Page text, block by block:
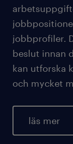
jobbprofiler.
beslut innan
kan utforska
och mycket
läs mer